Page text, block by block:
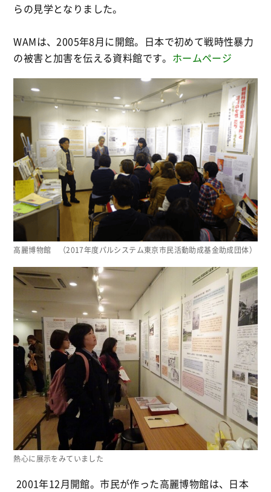
らの見学となりました。
WAMは、2005年8月に開館。日本で初めて戦時性暴力
の被害と加害を伝える資料館です。 ホームページ
高麗博物館 （2017年度パルシステム東京市民活動助成基金助成団体）
熱心に展示をみていました
2001年12月開館。市民が作った高麗博物館は、日本